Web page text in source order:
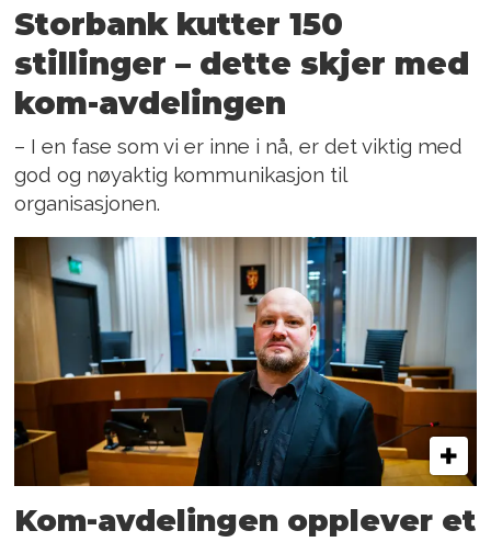
Storbank kutter 150
stillinger – dette skjer med
kom-avdelingen
– I en fase som vi er inne i nå, er det viktig med
god og nøyaktig kommunikasjon til
organisasjonen.
Kom-avdelingen opplever et